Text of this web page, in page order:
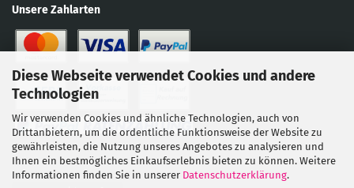
Diese Webseite verwendet Cookies und andere
Technologien
Wir verwenden Cookies und ähnliche Technologien, auch von
Drittanbietern, um die ordentliche Funktionsweise der Website zu
gewährleisten, die Nutzung unseres Angebotes zu analysieren und
Ihnen ein bestmögliches Einkaufserlebnis bieten zu können. Weitere
Informationen finden Sie in unserer Datenschutzerklärung.
Unsere Zahlarten